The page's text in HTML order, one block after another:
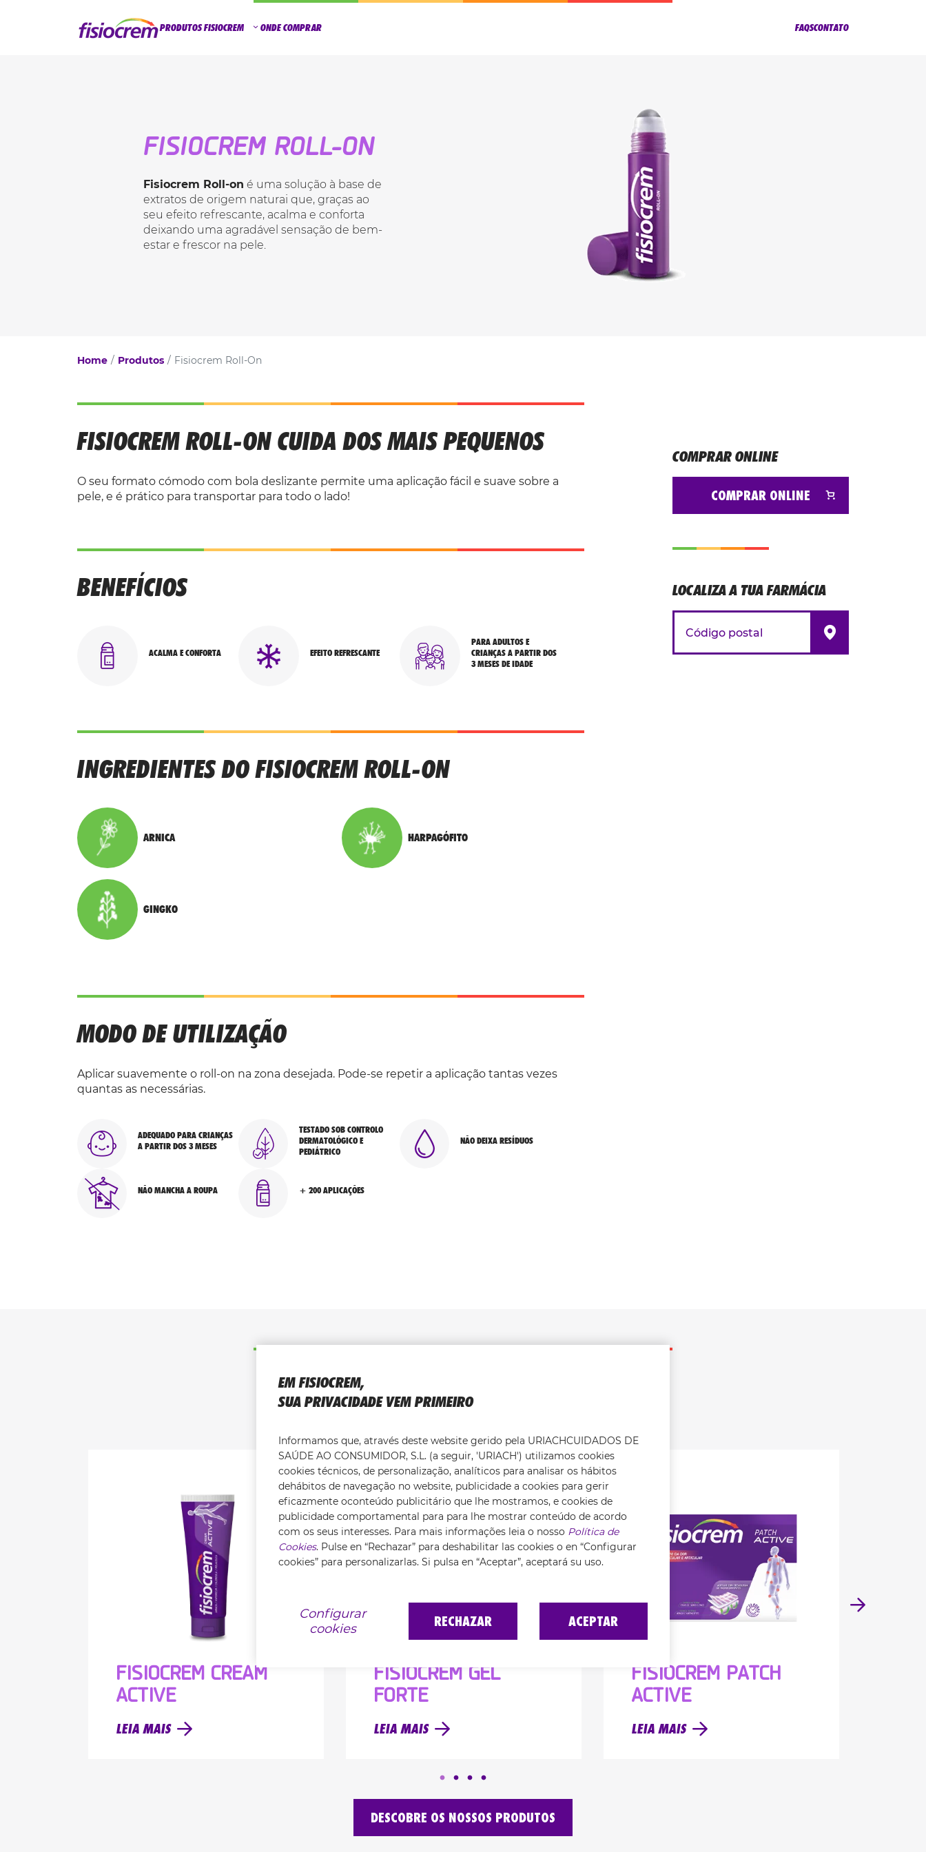
PRODUTOS FISIOCREM ONDE COMPRAR FAQSCONTATO
FISIOCREM ROLL-ON
Fisiocrem Roll-on é uma solução à base de
extratos de origem naturai que, graças ao
seu efeito refrescante, acalma e conforta
deixando uma agradável sensação de bem-
estar e frescor na pele.
Home Produtos Fisiocrem Roll-On
FISIOCREM ROLL-ON CUIDA DOS MAIS PEQUENOS
O seu formato cómodo com bola deslizante permite uma aplicação fácil e suave sobre a
pele, e é prático para transportar para todo o lado!
BENEFÍCIOS
ACALMA E CONFORTA EFEITO REFRESCANTE
PARA ADULTOS E
CRIANÇAS A PARTIR DOS
3 MESES DE IDADE
INGREDIENTES DO FISIOCREM ROLL-ON
ARNICA HARPAGÓFITO
GINGKO
MODO DE UTILIZAÇÃO
Aplicar suavemente o roll-on na zona desejada. Pode-se repetir a aplicação tantas vezes
quantas as necessárias.
ADEQUADO PARA CRIANÇAS
A PARTIR DOS 3 MESES
TESTADO SOB CONTROLO
DERMATOLÓGICO E
PEDIÁTRICO
NÃO DEIXA RESÍDUOS
NÃO MANCHA A ROUPA + 200 APLICAÇÕES
COMPRAR ONLINE
COMPRAR ONLINE
LOCALIZA A TUA FARMÁCIA
PRODUTOS RELACIONADOS
FISIOCREM CREAM
ACTIVE
LEIA MAIS
FISIOCREM GEL
FORTE
LEIA MAIS
FISIOCREM PATCH
ACTIVE
LEIA MAIS
DESCOBRE OS NOSSOS PRODUTOS
EM FISIOCREM,
SUA PRIVACIDADE VEM PRIMEIRO
Informamos que, através deste website gerido pela URIACHCUIDADOS DE
SAÚDE AO CONSUMIDOR, S.L. (a seguir, 'URIACH') utilizamos cookies
cookies técnicos, de personalização, analíticos para analisar os hábitos
dehábitos de navegação no website, publicidade a cookies para gerir
eficazmente oconteúdo publicitário que lhe mostramos, e cookies de
publicidade comportamental para para lhe mostrar conteúdo de acordo
com os seus interesses. Para mais informações leia o nosso Política de
Cookies. Pulse en “Rechazar” para deshabilitar las cookies o en “Configurar
cookies” para personalizarlas. Si pulsa en “Aceptar”, aceptará su uso.
Configurar
cookies
RECHAZAR ACEPTAR